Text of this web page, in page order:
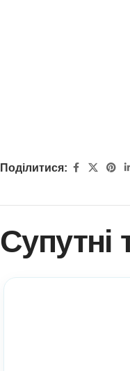
Поділитися:
Супутні